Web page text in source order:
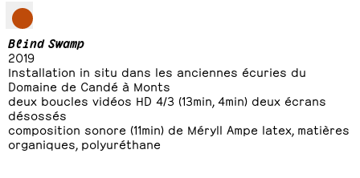
Blind Swamp
2019
Installation in situ dans les anciennes écuries du
Domaine de Candé à Monts
deux boucles vidéos HD 4/3 (13min, 4min) deux écrans
désossés
composition sonore (11min) de Méryll Ampe latex, matières
organiques, polyuréthane